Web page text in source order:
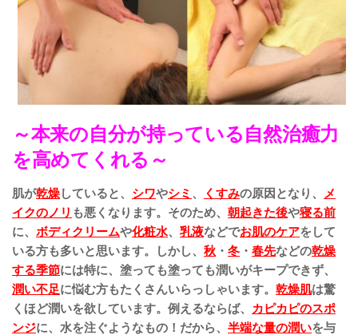
～本来の自分が持っている自然治癒力
を高めてくれる～
肌が乾燥していると、 シワやシミ 、 くすみの原因となり、 メ
イクのノリ も悪くなります。そのため、 朝起きた後や寝る前
に、 ボディクリームや化粧水、 乳液などでお肌のケアをして
いる方も多いと思います。しかし、 秋 ・ 冬 ・ 春先などの乾燥
する季節には特に、塗っても塗っても潤いがキープできず、
潤い不足に悩む方もたくさんいらっしゃいます。 乾燥肌は驚
くほど潤いを欲しています。例えるならば、 カピカピのスポ
ンジに、水を注ぐようなもの！だから、 半端な量の潤いを与